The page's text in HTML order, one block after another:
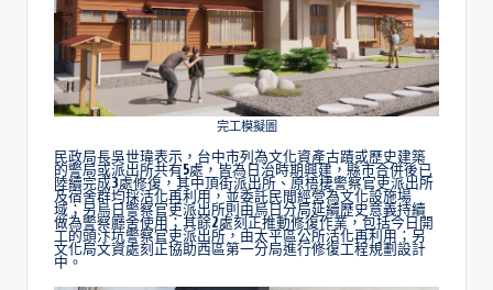
完工模擬圖
民政局長吳世瑋表示，台中市列為文化資產古蹟或歷史建築
的警局或派出所共有5處，皆為日治時期興建，縣市合併後已
陸續完成3處修復，其中頂街派出所、原梧棲警察官吏派出所
及宿舍群均採活化再利用，並委託民間經營為文化設施場
域；另烏日警察官吏派出所則由烏日分局延續歷史意義持續
做為警察廳舍使用；其餘2處刻正推動修復作業，包括今日開
工的頭汴坑警察官吏派出所，由太平區公所活化再利用；另
文化局文資處刻正協助西區第一分局進行修復工程規劃設計
中。